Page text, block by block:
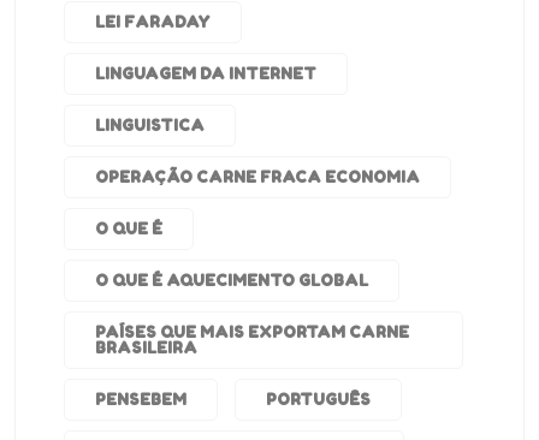
LEI FARADAY
LINGUAGEM DA INTERNET
LINGUISTICA
OPERAÇÃO CARNE FRACA ECONOMIA
O QUE É
O QUE É AQUECIMENTO GLOBAL
PAÍSES QUE MAIS EXPORTAM CARNE
BRASILEIRA
PENSEBEM PORTUGUÊS